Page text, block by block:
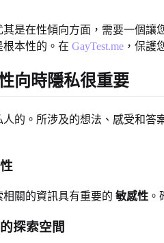
是在性傾向方面，需要一個讓
本性的。在 GayTest.me ，保護
向時隱私很重要
的。所涉及的想法、感受和答
關的資訊具有重要的 敏感性
探索空間